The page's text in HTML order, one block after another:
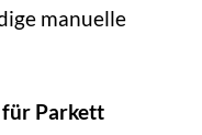
manuelle
Parkett